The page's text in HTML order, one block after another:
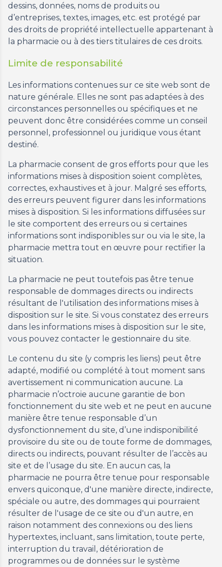
dessins, données, noms de produits ou
d’entreprises, textes, images, etc. est protégé par
des droits de propriété intellectuelle appartenant à
la pharmacie ou à des tiers titulaires de ces droits.
Limite de responsabilité
Les informations contenues sur ce site web sont de
nature générale. Elles ne sont pas adaptées à des
circonstances personnelles ou spécifiques et ne
peuvent donc être considérées comme un conseil
personnel, professionnel ou juridique vous étant
destiné.
La pharmacie consent de gros efforts pour que les
informations mises à disposition soient complètes,
correctes, exhaustives et à jour. Malgré ses efforts,
des erreurs peuvent figurer dans les informations
mises à disposition. Si les informations diffusées sur
le site comportent des erreurs ou si certaines
informations sont indisponibles sur ou via le site, la
pharmacie mettra tout en œuvre pour rectifier la
situation.
La pharmacie ne peut toutefois pas être tenue
responsable de dommages directs ou indirects
résultant de l'utilisation des informations mises à
disposition sur le site. Si vous constatez des erreurs
dans les informations mises à disposition sur le site,
vous pouvez contacter le gestionnaire du site.
Le contenu du site (y compris les liens) peut être
adapté, modifié ou complété à tout moment sans
avertissement ni communication aucune. La
pharmacie n’octroie aucune garantie de bon
fonctionnement du site web et ne peut en aucune
manière être tenue responsable d’un
dysfonctionnement du site, d’une indisponibilité
provisoire du site ou de toute forme de dommages,
directs ou indirects, pouvant résulter de l’accès au
site et de l’usage du site. En aucun cas, la
pharmacie ne pourra être tenue pour responsable
envers quiconque, d'une manière directe, indirecte,
spéciale ou autre, des dommages qui pourraient
résulter de l'usage de ce site ou d'un autre, en
raison notamment des connexions ou des liens
hypertextes, incluant, sans limitation, toute perte,
interruption du travail, détérioration de
programmes ou de données sur le système